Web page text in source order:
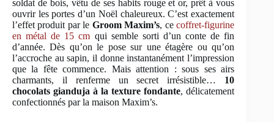
soldat de bois, vêtu de ses habits rouge et or, prêt à vous
ouvrir les portes d’un Noël chaleureux. C’est exactement
l’effet produit par le Groom Maxim’s, cecoffret-figurine
en métal de 15 cm qui semble sorti d’un conte de fin
d’année. Dès qu’on le pose sur une étagère ou qu’on
l’accroche au sapin, il donne instantanément l’impression
que la fête commence. Mais attention : sous ses airs
charmants, il renferme un secret irrésistible… 10
chocolats gianduja à la texture fondante, délicatement
confectionnés par la maison Maxim’s.